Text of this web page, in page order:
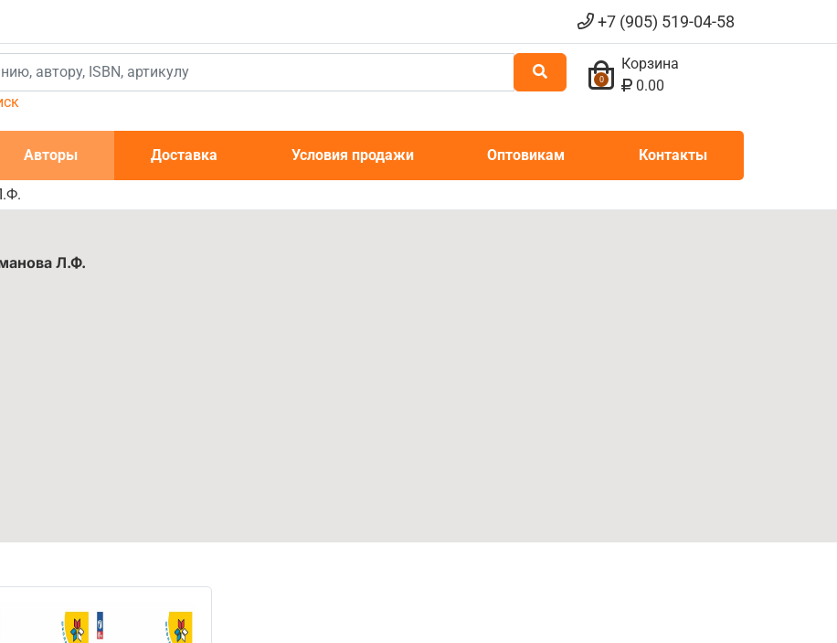
+7 (905) 519-04-58
0
Корзина
0.00
Авторы Доставка Условия продажи Оптовикам Контакты
Л.Ф.